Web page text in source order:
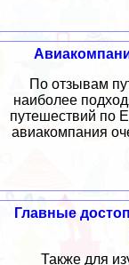
По отзывам
наиболее
путешествий по
авиакомпания
Главные
Также для